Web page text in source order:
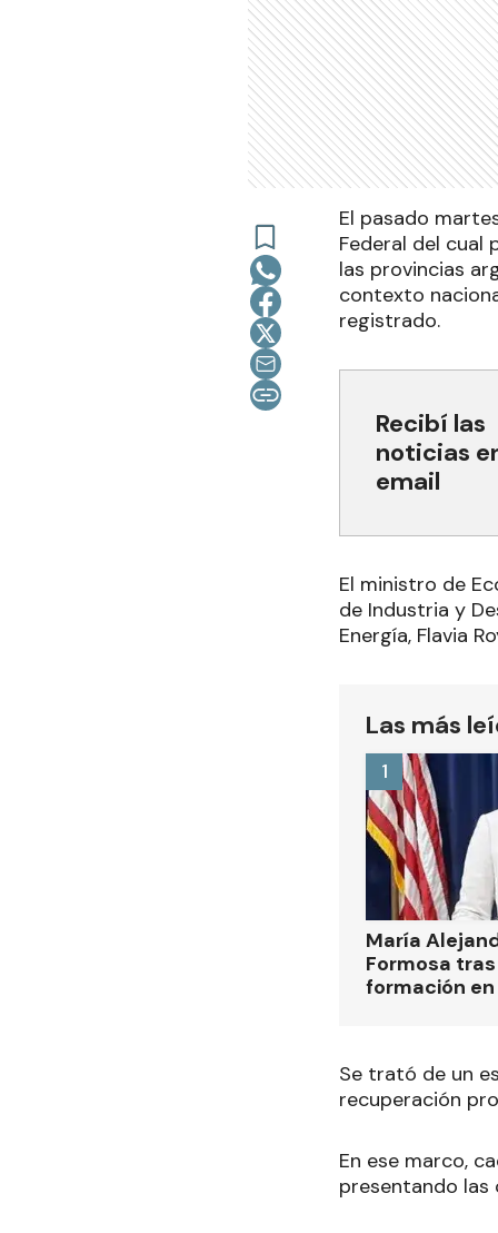
El pasado
Federal del
las provincias
contexto
registrado.
Recibí las
noticias
email
El ministro de
de Industria y
Energía, Flavia
Las más
María
Formosa
formación
1
Se trató de un
recuperación
En ese marco,
presentando las